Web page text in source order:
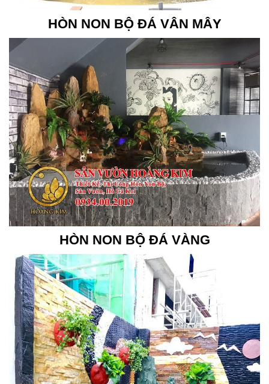
HÒN NON BỘ ĐÁ VÂN MÂY
HÒN NON BỘ ĐÁ VÀNG